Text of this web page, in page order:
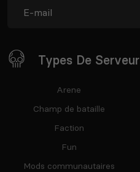
Types De Serveur
Arene
Champ de bataille
Faction
Fun
Mods communautaires